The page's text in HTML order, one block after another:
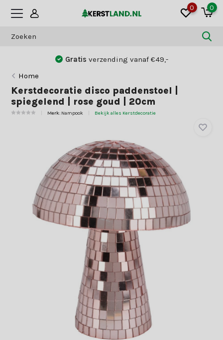
0 0
Gratis verzending vanaf €49,-
Home
Kerstdecoratie disco paddenstoel |
spiegelend | rose goud | 20cm
Merk: Nampook Bekijk alles Kerstdecoratie